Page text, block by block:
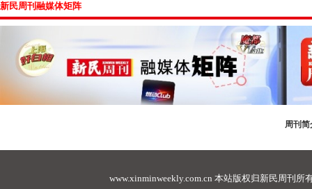
新民周刊融媒体矩阵
周刊简
www.xinminweekly.com.cn 本站版权归新民周刊所